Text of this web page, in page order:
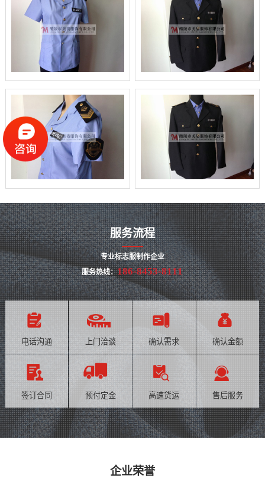
服务流程
专业标志服制作企业
服务热线：186-8453-8111
电话沟通 上门洽谈 确认需求 确认金额
签订合同 预付定金 高速货运 售后服务
企业荣誉